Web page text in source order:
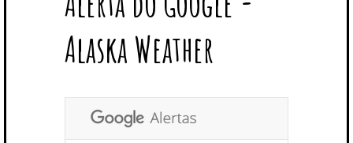
E
B
O
O
K
L
E
P
E
R
E
S
T
E
D
I
N
A
G
R
A
M
U
B
U
Alaska Weather